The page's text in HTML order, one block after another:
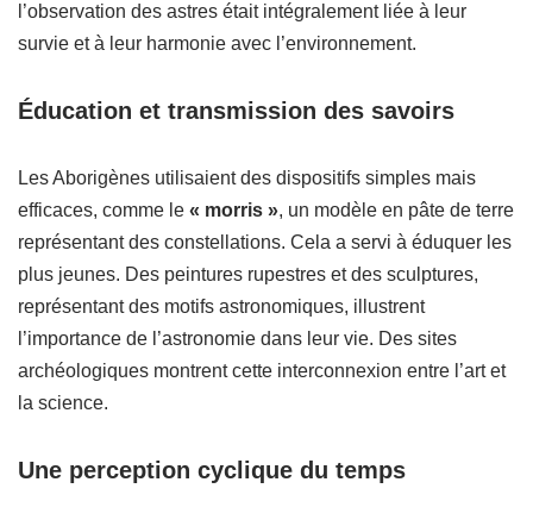
l’observation des astres était intégralement liée à leur
survie et à leur harmonie avec l’environnement.
Éducation et transmission des savoirs
Les Aborigènes utilisaient des dispositifs simples mais
efficaces, comme le « morris », un modèle en pâte de terre
représentant des constellations. Cela a servi à éduquer les
plus jeunes. Des peintures rupestres et des sculptures,
représentant des motifs astronomiques, illustrent
l’importance de l’astronomie dans leur vie. Des sites
archéologiques montrent cette interconnexion entre l’art et
la science.
Une perception cyclique du temps